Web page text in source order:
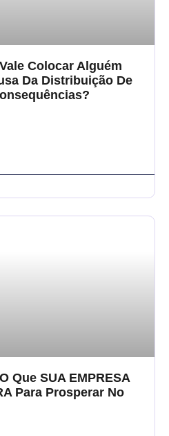
Colocar Alguém
Da Distribuição De
Que SUA EMPRESA
Para Prosperar No